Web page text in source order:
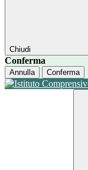
Chiudi
Conferma
Annulla Conferma